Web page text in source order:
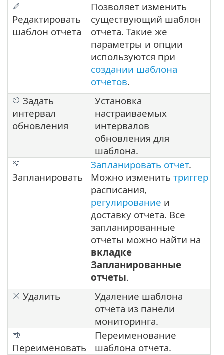
Редактировать
шаблон отчета
Позволяет изменить
существующий шаблон
отчета. Такие же
параметры и опции
используются при
создании шаблона
отчетов.
Задать
интервал
обновления
Установка
настраиваемых
интервалов
обновления для
шаблона.
Запланировать
Запланировать отчет.
Можно изменить триггер
расписания,
регулирование и
доставку отчета. Все
запланированные
отчеты можно найти на
вкладке
Запланированные
отчеты.
Удалить
Удаление шаблона
отчета из панели
мониторинга.
Переименовать
Переименование
шаблона отчета.